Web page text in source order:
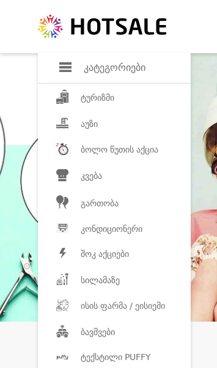
კატეგორიები
ტურიზმი
აუზი
ბოლო წუთის აქცია
კვება
გართობა
კონდიციონერი
შოკ აქციები
სილამაზე
ისის ფარმა / ეისიემი
ბავშვები
ტექსტილი PUFFY